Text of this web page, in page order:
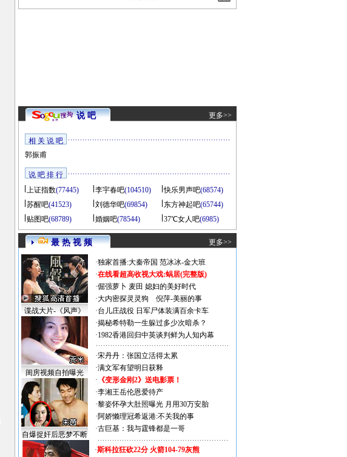
说 吧 更多>>
相 关 说 吧
郭振甫
说 吧 排 行
上证指数(77445) 李宇春吧(104510) 快乐男声吧(68574)
苏醒吧(41523) 刘德华吧(69854) 东方神起吧(65744)
贴图吧(68789) 婚姻吧(78544) 37℃女人吧(6985)
最 热 视 频 更多>>
谍战大片-《风声》
闺房视频自拍曝光
自爆捉奸后恶梦不断
·独家首播:大秦帝国 范冰冰-金大班
·在线看超高收视大戏:蜗居(完整版)
·倔强萝卜 麦田 媳妇的美好时代
·大内密探灵灵狗
倪萍-美丽的事
·台儿庄战役 日军尸体装满百余卡车
·揭秘希特勒一生躲过多少次暗杀？
·1982香港回归中英谈判鲜为人知内幕
·宋丹丹：张国立活得太累
·满文军有望明日获释
· 《变形金刚2》送电影票！
·李湘王岳伦恩爱待产
·黎姿怀孕大肚照曝光 月用30万安胎
·阿娇懒理冠希返港:不关我的事
·古巨基：我与霆锋都是一哥
·斯科拉狂砍22分 火箭104-79灰熊